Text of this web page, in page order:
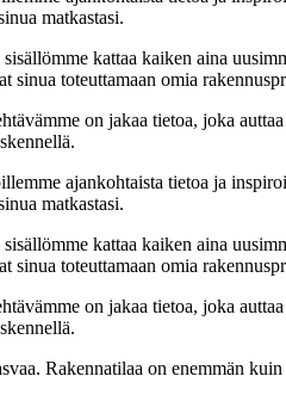
matkastasi.
kattaa kaiken aina
toteuttamaan omia
on jakaa tietoa, joka
ajankohtaista tietoa ja
matkastasi.
kattaa kaiken aina
toteuttamaan omia
on jakaa tietoa, joka
Rakennatilaa on enemmän